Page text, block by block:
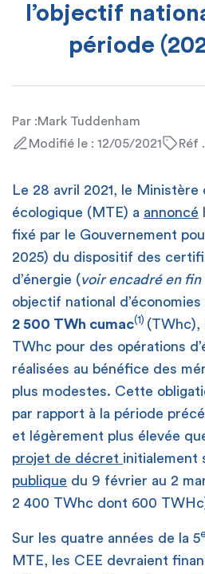
l’objectif
période
Par :Mark Tuddenham
Modifié le : 12/05/2021
Réf
Le 28 avril 2021, le
écologique (MTE) a annoncé
fixé par le Gouvernement
2025) du dispositif des
d’énergie (voir encadré en fin
objectif national d’économies
2 500 TWh cumac(1) (TWhc),
TWhc pour des opérations
réalisées au bénéfice des
plus modestes. Cette
par rapport à la période
et légèrement plus élevée
projet de décret initialement
publique du 9 février au 2
2 400 TWhc dont 600
Sur les quatre années de la 5e
MTE, les CEE devraient